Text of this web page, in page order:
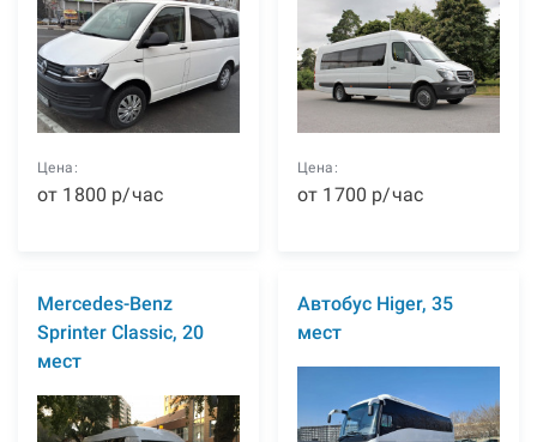
Цена:
от 1800 р/час
Цена:
от 1700 р/час
Mercedes-Benz
Sprinter Classic, 20
мест
Автобус Higer, 35
мест